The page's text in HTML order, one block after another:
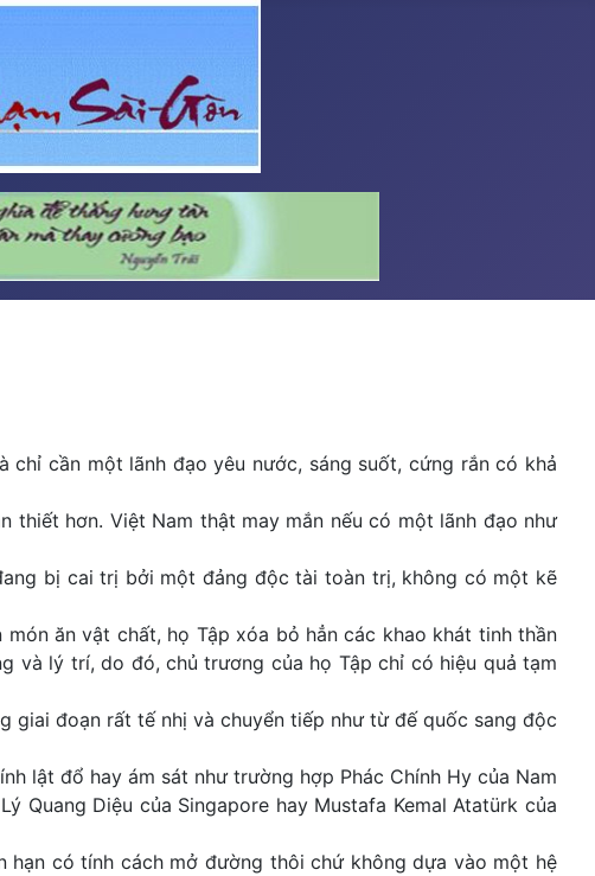
cần một lãnh đạo yêu nước, sáng suốt, cứng rắn có khả
hơn. Việt Nam thật may mắn nếu có một lãnh đạo như
bị cai trị bởi một đảng độc tài toàn trị, không có một kẽ
ăn vật chất, họ Tập xóa bỏ hẳn các khao khát tinh thần
và lý trí, do đó, chủ trương của họ Tập chỉ có hiệu quả tạm
giai đoạn rất tế nhị và chuyển tiếp như từ đế quốc sang độc
lật đổ hay ám sát như trường hợp Phác Chính Hy của Nam
Quang Diệu của Singapore hay Mustafa Kemal Atatürk của
có tính cách mở đường thôi chứ không dựa vào một hệ